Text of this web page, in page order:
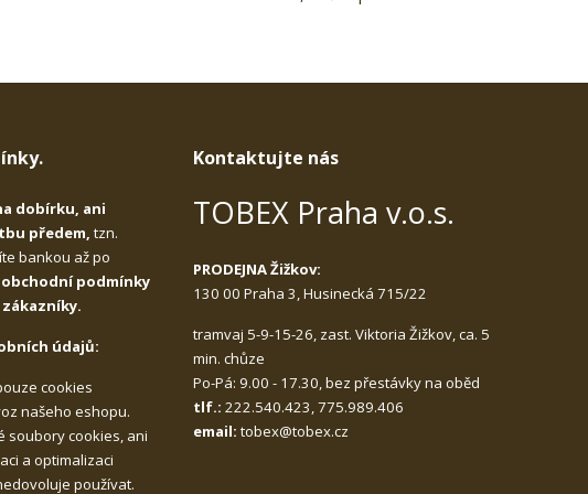
dobírku, ani
předem,tzn.
bankou až po
podmínky
údajů:
cookies
našeho eshopu.
soubory cookies, ani
a optimalizaci
používat.
Kontaktujte nás
TOBEX Praha v.o.s.
PRODEJNA Žižkov:
130 00 Praha 3, Husinecká 715/22
tramvaj 5-9-15-26, zast. Viktoria Žižkov, ca. 5
min. chůze
Po-Pá: 9.00 - 17.30, bez přestávky na oběd
tlf.: 222.540.423, 775.989.406
email:tobex@tobex.cz